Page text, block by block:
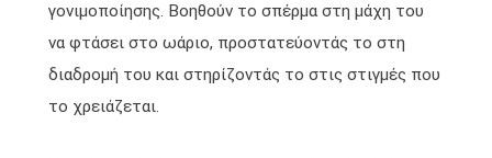
γονιμοποίησης. Βοηθούν το σπέρμα στη μάχη του
να φτάσει στο ωάριο, προστατεύοντάς το στη
διαδρομή του και στηρίζοντάς το στις στιγμές που
το χρειάζεται.